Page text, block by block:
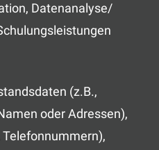
Datenanalyse/
(z.B.,
oder Adressen),
Telefonnummern),